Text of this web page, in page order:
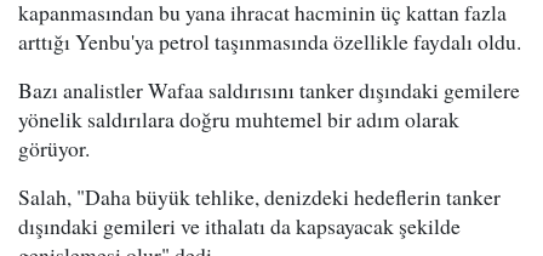
kapanmasından bu yana ihracat hacminin üç kattan fazla
arttığı Yenbu'ya petrol taşınmasında özellikle faydalı oldu.
Bazı analistler Wafaa saldırısını tanker dışındaki gemilere
yönelik saldırılara doğru muhtemel bir adım olarak
görüyor.
Salah, "Daha büyük tehlike, denizdeki hedeflerin tanker
dışındaki gemileri ve ithalatı da kapsayacak şekilde